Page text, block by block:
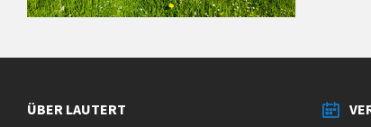
ÜBER LAUTERT